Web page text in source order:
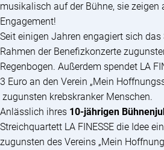
musikalisch auf der Bühne, sie zeigen
Engagement!
Seit einigen Jahren engagiert sich
Rahmen der Benefizkonzerte
Regenbogen. Außerdem spendet LA
3 Euro an den Verein „Mein
zugunsten krebskranker Menschen.
Anlässlich ihres 10-jährigen
Streichquartett LA FINESSE die Idee
zugunsten des Vereins „Mein